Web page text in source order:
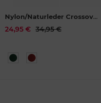
Nylon/Naturleder Crossover
Bag Madeleine rot
24,95 € 34,95 €